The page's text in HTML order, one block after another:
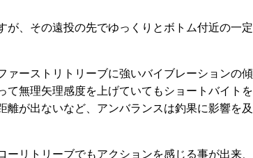
、その遠投の先でゆっくりとボトム付近の一定
ーストリトリーブに強いバイブレーションの傾
無理矢理感度を上げていてもショートバイトを
が出ないなど、アンバランスは釣果に影響を及
リトリーブでもアクションを感じる事が出来、